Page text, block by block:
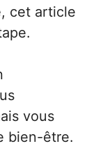
cet article
vous
bien-être.